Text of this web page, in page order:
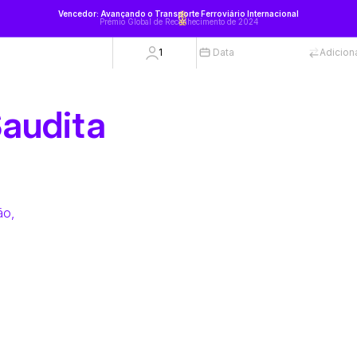
Vencedor: Avançando o Transporte Ferroviário Internacional
Prémio Global de Reconhecimento de 2024
1 Data